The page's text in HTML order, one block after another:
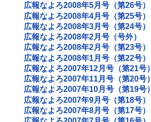
広報なよろ2008年5月号（第26号）
広報なよろ2008年4月号（第25号）
広報なよろ2008年3月号（第24号）
広報なよろ2008年2月号（号外）
広報なよろ2008年2月号（第23号）
広報なよろ2008年1月号（第22号）
広報なよろ2007年12月号（第21号）
広報なよろ2007年11月号（第20号）
広報なよろ2007年10月号（第19号）
広報なよろ2007年9月号（第18号）
広報なよろ2007年8月号（第17号）